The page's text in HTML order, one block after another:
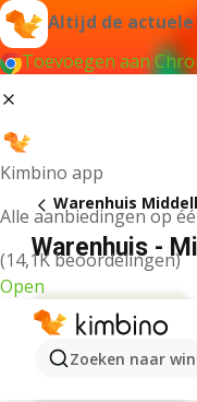
Altijd de
Toevoegen aan
Kimbino app
Alle aanbiedingen op
(14,1K beoordelingen)
Open
Zoeken naar
Warenhuis
Warenhuis -